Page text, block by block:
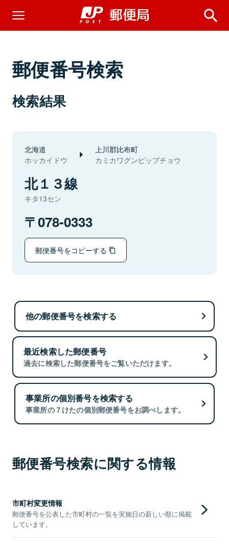
郵便番号検索
検索結果
北海道
ホッカイドウ
上川郡比布町
カミカワグンピップチョウ
北１３線
キタ13セン
078-0333
郵便番号をコピーする
他の郵便番号を検索する
最近検索した郵便番号
過去に検索した郵便番号をご覧いただけます。
事業所の個別番号を検索する
事業所の７けたの個別郵便番号をお調べします。
郵便番号検索に関する情報
市町村変更情報
郵便番号を公表した市町村の一覧を実施日の新しい順に掲載
しています。